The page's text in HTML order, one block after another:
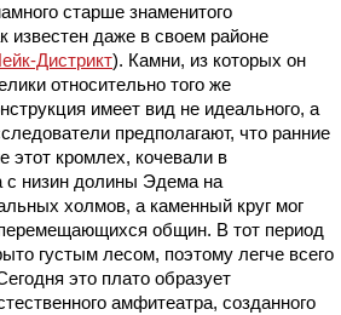
старше знаменитого
известен даже в своем районе
Дистрикт). Камни, из которых он
относительно того же
имеет вид не идеального, а
предполагают, что ранние
кромлех, кочевали в
с низин долины Эдема на
холмов, а каменный круг мог
общин. В тот период
густым лесом, поэтому легче всего
это плато образует
амфитеатра, созданного